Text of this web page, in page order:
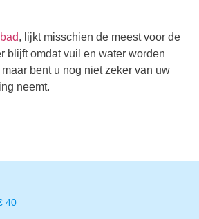
, lijkt misschien de meest voor de
blijft omdat vuil en water worden
bent u nog niet zeker van uw
neemt.
40